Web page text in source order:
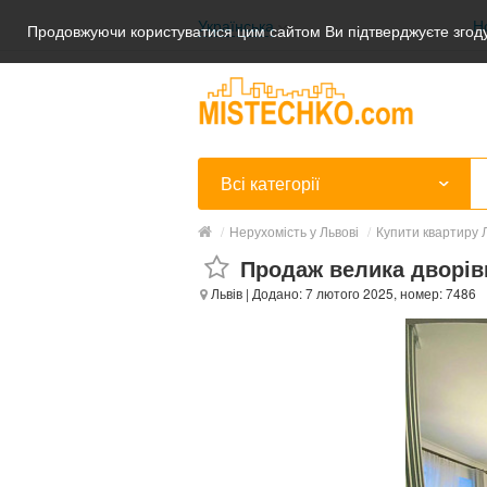
Продовжуючи користуватися цим сайтом Ви підтверджуєте
Українська
Українська
Русский
Всі категорії
/ Нерухомість у Львові / Купити квартиру
Продаж велика
Львів | Додано: 7 лютого 2025, номер: 7486